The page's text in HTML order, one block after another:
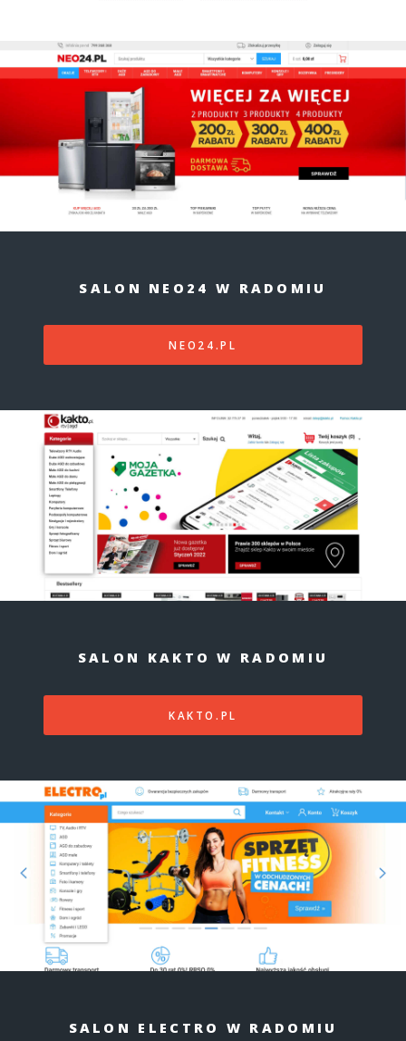
SALON NEO24 W RADOMIU
NEO24.PL
SALON KAKTO W RADOMIU
KAKTO.PL
SALON ELECTRO W RADOMIU